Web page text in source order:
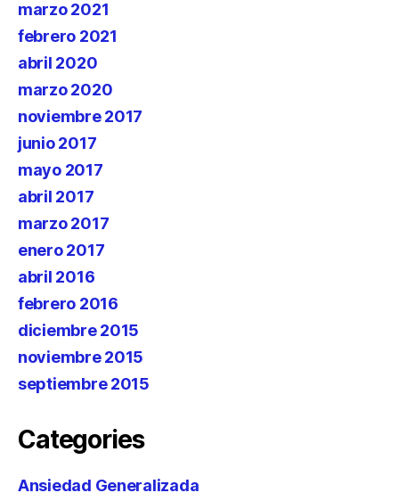
marzo 2021
febrero 2021
abril 2020
marzo 2020
noviembre 2017
junio 2017
mayo 2017
abril 2017
marzo 2017
enero 2017
abril 2016
febrero 2016
diciembre 2015
noviembre 2015
septiembre 2015
Categories
Ansiedad Generalizada